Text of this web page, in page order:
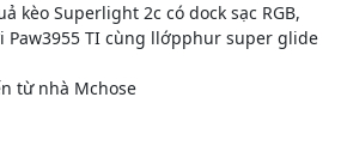
kèo Superlight 2c có dock sạc RGB,
TI cùng llớpphur super glide
từ nhà Mchose